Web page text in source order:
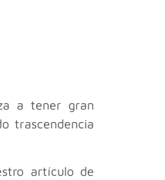
a tener gran
trascendencia
artículo de